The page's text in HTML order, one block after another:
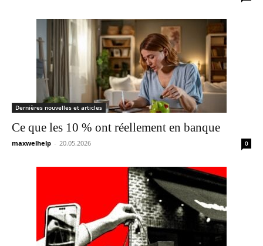
Dernières nouvelles et articles
Ce que les 10 % ont réellement en banque
maxwelhelp - 20.05.2026 0